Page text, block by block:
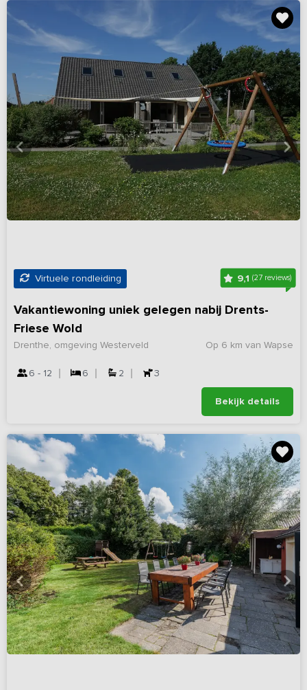
Virtuele rondleiding 9,1(27 reviews)
Vakantiewoning uniek gelegen nabij Drents-
Friese Wold
Op 6 km van Wapse
Drenthe, omgeving Westerveld
6 - 12 6 2 3
Bekijk details